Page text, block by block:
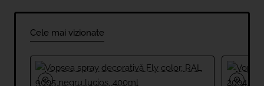
Cele mai vizionate